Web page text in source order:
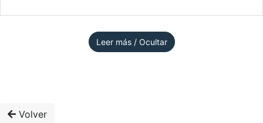
Leer más / Ocultar
Volver